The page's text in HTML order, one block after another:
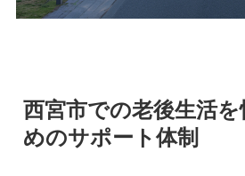
西宮市での老後生活
めのサポート体制